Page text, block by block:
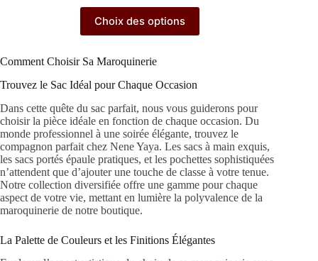
Choix des options
Comment Choisir Sa Maroquinerie
Trouvez le Sac Idéal pour Chaque Occasion
Dans cette quête du sac parfait, nous vous guiderons pour
choisir la pièce idéale en fonction de chaque occasion. Du
monde professionnel à une soirée élégante, trouvez le
compagnon parfait chez Nene Yaya. Les sacs à main exquis,
les sacs portés épaule pratiques, et les pochettes sophistiquées
n’attendent que d’ajouter une touche de classe à votre tenue.
Notre collection diversifiée offre une gamme pour chaque
aspect de votre vie, mettant en lumière la polyvalence de la
maroquinerie de notre boutique.
La Palette de Couleurs et les Finitions Élégantes